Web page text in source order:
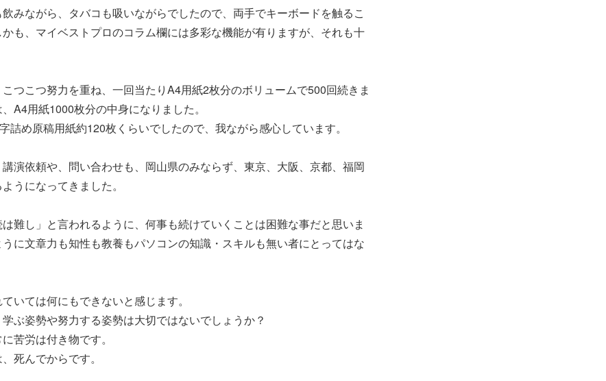
みながら、タバコも吸いながらでしたので、両手でキーボードを触るこ
も、マイベストプロのコラム欄には多彩な機能が有りますが、それも十
つこつ努力を重ね、一回当たりA4用紙2枚分のボリュームで500回続きま
A4用紙1000枚分の中身になりました。
詰め原稿用紙約120枚くらいでしたので、我ながら感心しています。
演依頼や、問い合わせも、岡山県のみならず、東京、大阪、京都、福岡
うになってきました。
は難し」と言われるように、何事も続けていくことは困難な事だと思いま
に文章力も知性も教養もパソコンの知識・スキルも無い者にとってはな
いては何にもできないと感じます。
ぶ姿勢や努力する姿勢は大切ではないでしょうか？
苦労は付き物です。
死んでからです。